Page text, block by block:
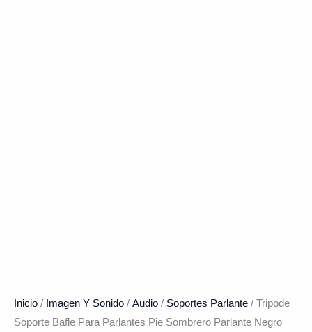
Inicio / Imagen Y Sonido / Audio / Soportes Parlante / Tripode
Soporte Bafle Para Parlantes Pie Sombrero Parlante Negro